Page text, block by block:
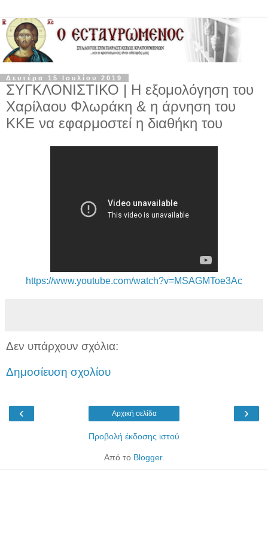
Δευτέρα 15 Ιουλίου 2019
ΣΥΓΚΛΟΝΙΣΤΙΚΟ | Η εξομολόγηση του
Χαρίλαου Φλωράκη & η άρνηση του
ΚΚΕ να εφαρμοστεί η διαθήκη του
https://www.youtube.com/watch?v=MSAGMToe3Ac
Δεν υπάρχουν σχόλια:
Δημοσίευση σχολίου
‹ ›
Αρχική σελίδα
Προβολή έκδοσης ιστού
Από το Blogger.